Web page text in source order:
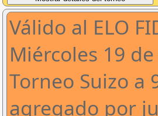
Válido al ELO
Miércoles 19
Torneo Suizo a
agregado por